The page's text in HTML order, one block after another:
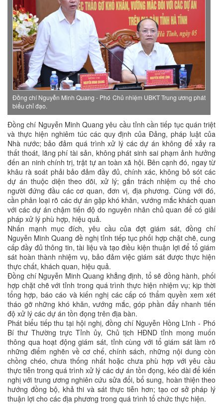
Đồng chí Nguyễn Minh Quang - Phó Chủ nhiệm UBKT Trung ương phát
biểu chỉ đạo.
Đồng chí Nguyễn Minh Quang yêu cầu tỉnh cần tiếp tục quán triệt
và thực hiện nghiêm túc các quy định của Đảng, pháp luật của
Nhà nước; bảo đảm quá trình xử lý các dự án không để xảy ra
thất thoát, lãng phí tài sản, không phát sinh sai phạm ảnh hưởng
đến an ninh chính trị, trật tự an toàn xã hội. Bên cạnh đó, ngay từ
khâu rà soát phải bảo đảm đầy đủ, chính xác, không bỏ sót các
dự án thuộc diện theo dõi, xử lý; gắn trách nhiệm cụ thể cho
người đứng đầu các cơ quan, đơn vị, địa phương. Cùng với đó,
cần phân loại rõ các dự án gặp khó khăn, vướng mắc khách quan
với các dự án chậm tiến độ do nguyên nhân chủ quan để có giải
pháp xử lý phù hợp, hiệu quả.
Nhấn mạnh mục đích, yêu cầu của đợt giám sát, đồng chí
Nguyễn Minh Quang đề nghị tỉnh tiếp tục phối hợp chặt chẽ, cung
cấp đầy đủ thông tin, tài liệu và tạo điều kiện thuận lợi để tổ giám
sát hoàn thành nhiệm vụ, bảo đảm việc giám sát được thực hiện
thực chất, khách quan, hiệu quả.
Đồng chí Nguyễn Minh Quang khẳng định, tổ sẽ đồng hành, phối
hợp chặt chẽ với tỉnh trong quá trình thực hiện nhiệm vụ; kịp thời
tổng hợp, báo cáo và kiến nghị các cấp có thẩm quyền xem xét
tháo gỡ những khó khăn, vướng mắc, góp phần đẩy nhanh tiến
độ xử lý các dự án tồn đọng trên địa bàn.
Phát biểu tiếp thu tại hội nghị, đồng chí Nguyễn Hồng Lĩnh - Phó
Bí thư Thường trực Tỉnh ủy, Chủ tịch HĐND tỉnh mong muốn
thông qua hoạt động giám sát, tỉnh cùng với tổ giám sát làm rõ
những điểm nghẽn về cơ chế, chính sách, những nội dung còn
chồng chéo, chưa thống nhất hoặc chưa phù hợp với yêu cầu
thực tiễn trong quá trình xử lý các dự án tồn đọng, kéo dài để kiến
nghị với trung ương nghiên cứu sửa đổi, bổ sung, hoàn thiện theo
hướng đồng bộ, khả thi và sát thực tiễn hơn; tạo cơ sở pháp lý
thuận lợi cho các địa phương trong quá trình tổ chức thực hiện.